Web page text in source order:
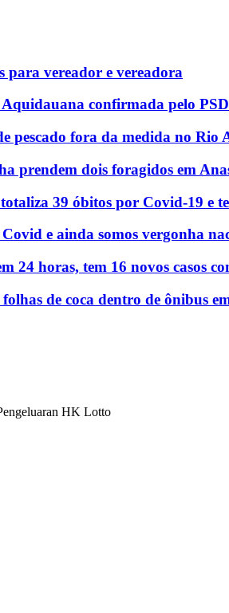
vereador e vereadora
confirmada pelo PSD
pescado fora da medida no Rio
prendem dois foragidos em
39 óbitos por Covid-19 e
e ainda somos vergonha
24 horas, tem 16 novos casos
de coca dentro de ônibus
HK Lotto